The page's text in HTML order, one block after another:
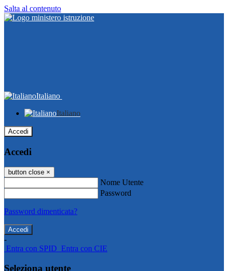
Salta al contenuto
Italiano
Italiano
Accedi
Accedi
button close ×
Nome Utente
Password
Password dimenticata?
-
Entra con SPID Entra con CIE
Seleziona utente